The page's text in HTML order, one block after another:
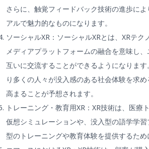
さらに、触覚フィードバック技術の進歩によ
アルで魅力的なものになります。
ソーシャルXR：ソーシャルXRとは、XRテ
メディアプラットフォームの融合を意味し
互いに交流することができるようになりま
り多くの人々が没入感のある社会体験を求
高まることが予想されます。
トレーニング・教育用XR：XR技術は、医療
仮想シミュレーションや、没入型の語学学
型のトレーニングや教育体験を提供するため